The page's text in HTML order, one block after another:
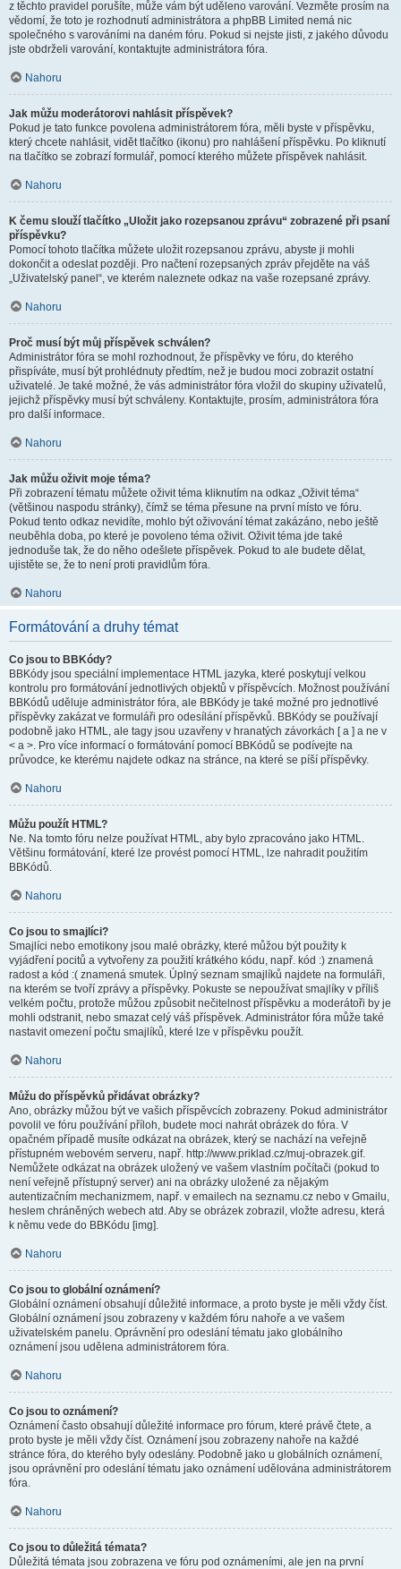
z těchto pravidel porušíte, může vám být uděleno varování. Vezměte prosím na
vědomí, že toto je rozhodnutí administrátora a phpBB Limited nemá nic
společného s varováními na daném fóru. Pokud si nejste jisti, z jakého důvodu
jste obdrželi varování, kontaktujte administrátora fóra.
Nahoru
Jak můžu moderátorovi nahlásit příspěvek?
Pokud je tato funkce povolena administrátorem fóra, měli byste v příspěvku,
který chcete nahlásit, vidět tlačítko (ikonu) pro nahlášení příspěvku. Po kliknutí
na tlačítko se zobrazí formulář, pomocí kterého můžete příspěvek nahlásit.
Nahoru
K čemu slouží tlačítko „Uložit jako rozepsanou zprávu“ zobrazené při psaní
příspěvku?
Pomocí tohoto tlačítka můžete uložit rozepsanou zprávu, abyste ji mohli
dokončit a odeslat později. Pro načtení rozepsaných zpráv přejděte na váš
„Uživatelský panel“, ve kterém naleznete odkaz na vaše rozepsané zprávy.
Nahoru
Proč musí být můj příspěvek schválen?
Administrátor fóra se mohl rozhodnout, že příspěvky ve fóru, do kterého
přispíváte, musí být prohlédnuty předtím, než je budou moci zobrazit ostatní
uživatelé. Je také možné, že vás administrátor fóra vložil do skupiny uživatelů,
jejichž příspěvky musí být schváleny. Kontaktujte, prosím, administrátora fóra
pro další informace.
Nahoru
Jak můžu oživit moje téma?
Při zobrazení tématu můžete oživit téma kliknutím na odkaz „Oživit téma“
(většinou naspodu stránky), čímž se téma přesune na první místo ve fóru.
Pokud tento odkaz nevidíte, mohlo být oživování témat zakázáno, nebo ještě
neuběhla doba, po které je povoleno téma oživit. Oživit téma jde také
jednoduše tak, že do něho odešlete příspěvek. Pokud to ale budete dělat,
ujistěte se, že to není proti pravidlům fóra.
Nahoru
Formátování a druhy témat
Co jsou to BBKódy?
BBKódy jsou speciální implementace HTML jazyka, které poskytují velkou
kontrolu pro formátování jednotlivých objektů v příspěvcích. Možnost používání
BBKódů uděluje administrátor fóra, ale BBKódy je také možné pro jednotlivé
příspěvky zakázat ve formuláři pro odesílání příspěvků. BBKódy se používají
podobně jako HTML, ale tagy jsou uzavřeny v hranatých závorkách [ a ] a ne v
< a >. Pro více informací o formátování pomocí BBKódů se podívejte na
průvodce, ke kterému najdete odkaz na stránce, na které se píší příspěvky.
Nahoru
Můžu použít HTML?
Ne. Na tomto fóru nelze používat HTML, aby bylo zpracováno jako HTML.
Většinu formátování, které lze provést pomocí HTML, lze nahradit použitím
BBKódů.
Nahoru
Co jsou to smajlíci?
Smajlíci nebo emotikony jsou malé obrázky, které můžou být použity k
vyjádření pocitů a vytvořeny za použití krátkého kódu, např. kód :) znamená
radost a kód :( znamená smutek. Úplný seznam smajlíků najdete na formuláři,
na kterém se tvoří zprávy a příspěvky. Pokuste se nepoužívat smajlíky v příliš
velkém počtu, protože můžou způsobit nečitelnost příspěvku a moderátoři by je
mohli odstranit, nebo smazat celý váš příspěvek. Administrátor fóra může také
nastavit omezení počtu smajlíků, které lze v příspěvku použít.
Nahoru
Můžu do příspěvků přidávat obrázky?
Ano, obrázky můžou být ve vašich příspěvcích zobrazeny. Pokud administrátor
povolil ve fóru používání příloh, budete moci nahrát obrázek do fóra. V
opačném případě musíte odkázat na obrázek, který se nachází na veřejně
přístupném webovém serveru, např. http://www.priklad.cz/muj-obrazek.gif.
Nemůžete odkázat na obrázek uložený ve vašem vlastním počítači (pokud to
není veřejně přístupný server) ani na obrázky uložené za nějakým
autentizačním mechanizmem, např. v emailech na seznamu.cz nebo v Gmailu,
heslem chráněných webech atd. Aby se obrázek zobrazil, vložte adresu, která
k němu vede do BBKódu [img].
Nahoru
Co jsou to globální oznámení?
Globální oznámení obsahují důležité informace, a proto byste je měli vždy číst.
Globální oznámení jsou zobrazeny v každém fóru nahoře a ve vašem
uživatelském panelu. Oprávnění pro odeslání tématu jako globálního
oznámení jsou udělena administrátorem fóra.
Nahoru
Co jsou to oznámení?
Oznámení často obsahují důležité informace pro fórum, které právě čtete, a
proto byste je měli vždy číst. Oznámení jsou zobrazeny nahoře na každé
stránce fóra, do kterého byly odeslány. Podobně jako u globálních oznámení,
jsou oprávnění pro odeslání tématu jako oznámení udělována administrátorem
fóra.
Nahoru
Co jsou to důležitá témata?
Důležitá témata jsou zobrazena ve fóru pod oznámeními, ale jen na první